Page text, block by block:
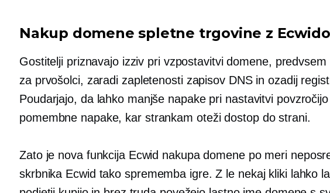
Nakup domene spletne trgovine z
Gostitelji priznavajo izziv pri vzpostavitvi domene, predvsem
za prvošolci, zaradi zapletenosti zapisov DNS in ozadij
Poudarjajo, da lahko manjše napake pri nastavitvi povzročijo
pomembne napake, kar strankam oteži dostop do strani.
Zato je nova funkcija Ecwid nakupa domene po meri
skrbnika Ecwid tako sprememba igre. Z le nekaj kliki lahko